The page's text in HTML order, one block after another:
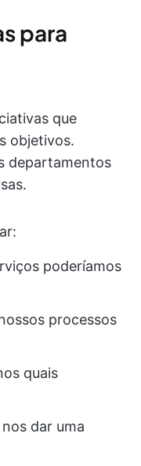
para
que
objetivos.
departamentos
poderíamos
processos
quais
dar uma